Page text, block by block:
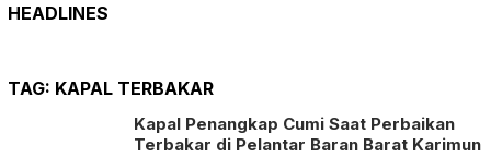
HEADLINES
TAG: KAPAL TERBAKAR
Kapal Penangkap Cumi Saat Perbaikan
Terbakar di Pelantar Baran Barat Karimun